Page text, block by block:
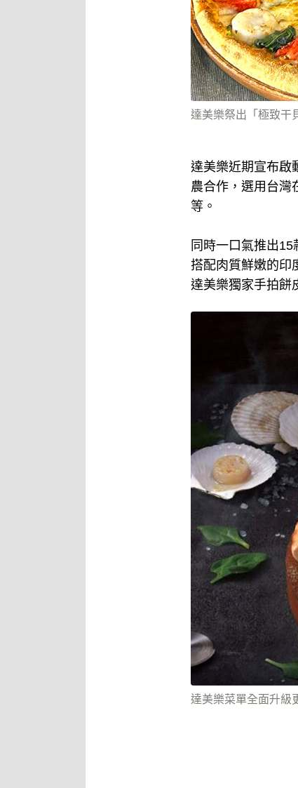
達美樂祭出「極致干
達美樂近期宣布啟
農合作，選用台灣
等。
同時一口氣推出
搭配肉質鮮嫩的印
達美樂獨家手拍餅
達美樂菜單全面升級